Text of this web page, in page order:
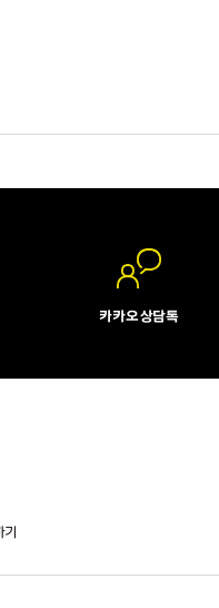
카카오 상담톡
기